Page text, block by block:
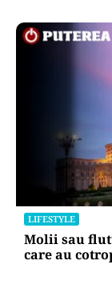
LIFESTYLE
Molii sau
care au